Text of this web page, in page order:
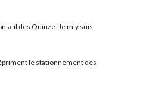
des Quinze. Je m'y suis
le stationnement des